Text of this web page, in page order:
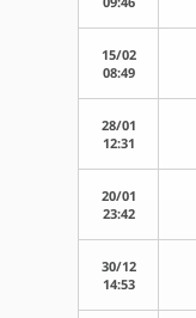
15/02
08:49
28/01
12:31
20/01
23:42
30/12
14:53